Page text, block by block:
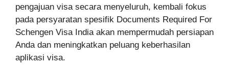
pengajuan visa secara menyeluruh, kembali fokus
pada persyaratan spesifik Documents Required For
Schengen Visa India akan mempermudah persiapan
Anda dan meningkatkan peluang keberhasilan
aplikasi visa.